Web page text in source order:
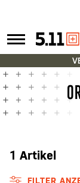
1 Artikel
FILTER